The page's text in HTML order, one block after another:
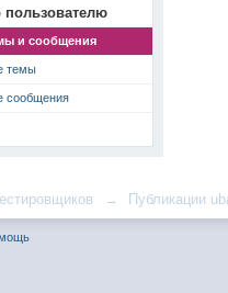
пользователю
и сообщения
темы
сообщения
→ Публикации